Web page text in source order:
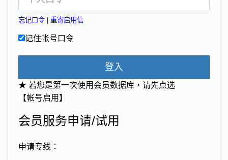
忘记口令 重寄启用信
记住帐号口令
登入
★ 若您是第一次使用会员数据库，请先点选
【帐号启用】
会员服务申请/试用
申请专线：